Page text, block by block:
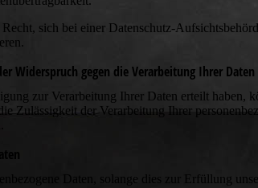
Recht, sich bei einer Datenschutz-
Widerspruch gegen die Verarbeitung Ihrer Daten
zur Verarbeitung Ihrer Daten erteilt haben,
Zulässigkeit der Verarbeitung Ihrer
Daten, solange dies zur Erfüllung